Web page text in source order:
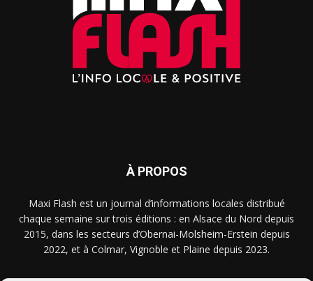
À PROPOS
Maxi Flash est un journal d’informations locales distribué
chaque semaine sur trois éditions : en Alsace du Nord depuis
2015, dans les secteurs d’Obernai-Molsheim-Erstein depuis
2022, et à Colmar, Vignoble et Plaine depuis 2023.